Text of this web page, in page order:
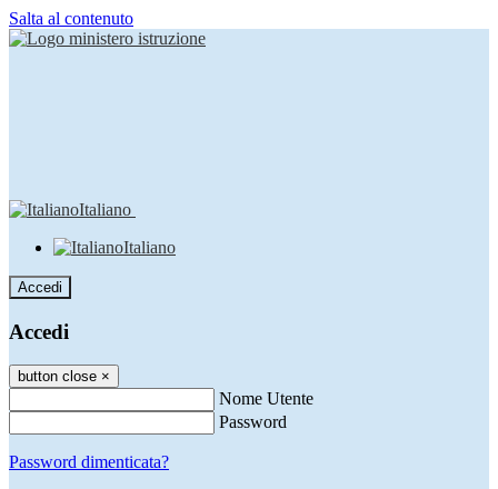
Salta al contenuto
Italiano
Italiano
Accedi
Accedi
button close ×
Nome Utente
Password
Password dimenticata?